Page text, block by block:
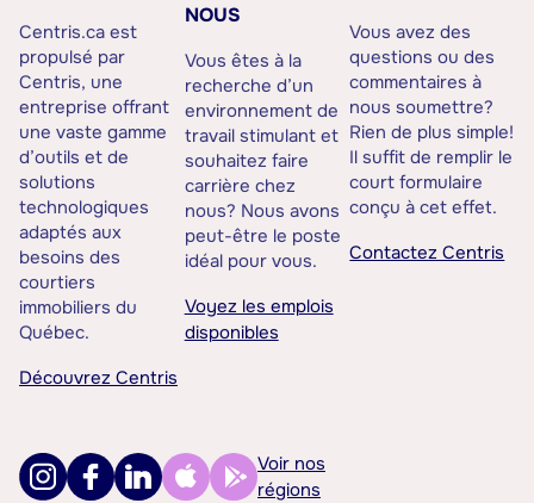
Centris.ca est
propulsé par
Centris, une
entreprise offrant
une vaste gamme
d’outils et de
solutions
technologiques
adaptés aux
besoins des
courtiers
immobiliers du
Québec.
Découvrez Centris
NOUS
Vous êtes à la
recherche d’un
environnement de
travail stimulant et
souhaitez faire
carrière chez
nous? Nous avons
peut-être le poste
idéal pour vous.
Voyez les emplois
disponibles
Vous avez des
questions ou des
commentaires à
nous soumettre?
Rien de plus simple!
Il suffit de remplir le
court formulaire
conçu à cet effet.
Contactez Centris
Voir nos
régions